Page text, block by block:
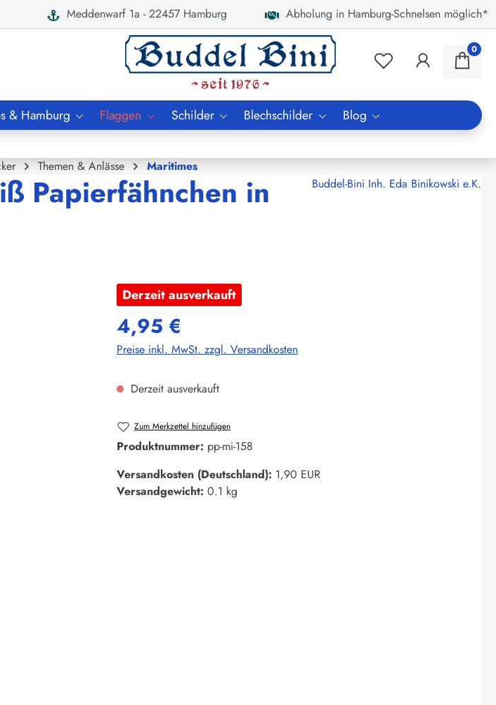
Meddenwarf 1a - 22457 Hamburg Abholung in Hamburg-Schnelsen möglich*
0
& Hamburg Flaggen Schilder Blechschilder Blog
Themen & Anlässe Maritimes
Papierfähnchen in
Buddel-Bini Inh. Eda Binikowski e.K.
Derzeit ausverkauft
4,95 €
Preise inkl. MwSt. zzgl. Versandkosten
Derzeit ausverkauft
Zum Merkzettel hinzufügen
Produktnummer: pp-mi-158
Versandkosten (Deutschland): 1,90 EUR
Versandgewicht: 0.1 kg